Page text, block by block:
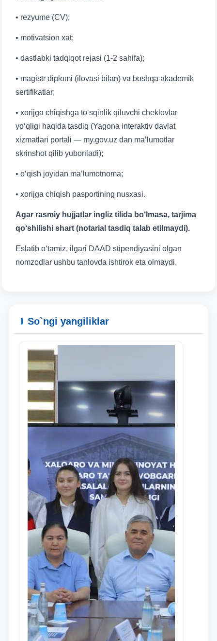
Ism va familiyangiz
Telefon raqamingiz
Pochta
yuborish
• rezyume (CV);
• motivatsion xat;
• dastlabki tadqiqot rejasi (1-2 sahifa);
• magistr diplomi (ilovasi bilan) va boshqa akademik
sertifikatlar;
• xorijga chiqishga to‘sqinlik qiluvchi cheklovlar
yo‘qligi haqida tasdiq (Yagona interaktiv davlat
xizmatlari portali — my.gov.uz dan ma’lumotlar
skrinshot qilib yuboriladi);
• o‘qish joyidan ma’lumotnoma;
• xorijga chiqish pasportining nusxasi.
Agar rasmiy hujjatlar ingliz tilida bo‘lmasa, tarjima
qo‘shilishi shart (notarial tasdiq talab etilmaydi).
Eslatib o‘tamiz, ilgari DAAD stipendiyasini olgan
nomzodlar ushbu tanlovda ishtirok eta olmaydi.
So`ngi yangiliklar